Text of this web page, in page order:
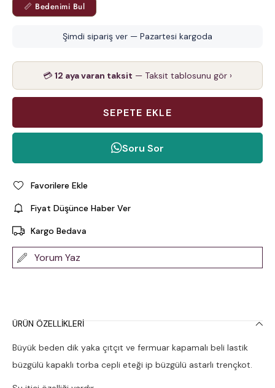
📏 Bedenimi Bul
Şimdi sipariş ver — Pazartesi kargoda
💳 12 aya varan taksit — Taksit tablosunu gör ›
Soru Sor
Favorilere Ekle
Fiyat Düşünce Haber Ver
Kargo Bedava
Yorum Yaz
ÜRÜN ÖZELLIKLERI
Büyük beden dik yaka çıtçıt ve fermuar kapamalı beli lastik
büzgülü kapaklı torba cepli eteği ip büzgülü astarlı trençkot.